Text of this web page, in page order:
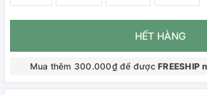
HẾT HÀNG
Mua thêm 300.000₫ để đượcFREESHIP